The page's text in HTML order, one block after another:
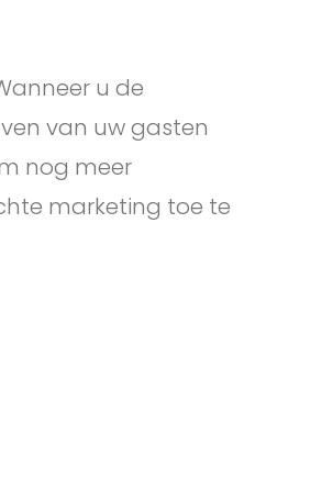
u de
van uw gasten
nog meer
marketing toe te